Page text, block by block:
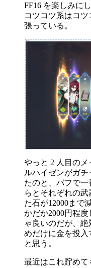
FF16 を楽しみに
コツコツ系はコ
張っている。
やっと 2 人目の
ルハイゼンがガ
たのと、バフで
らとそれぞれの武
た石が12000まで
かだか2000円程
ゃ良いのだが、
めだけに金を投
と思う。
最近はこれ貯めて